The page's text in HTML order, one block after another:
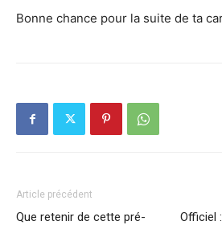
Bonne chance pour la suite de ta
Article précédent
Que retenir de cette pré-
Officiel